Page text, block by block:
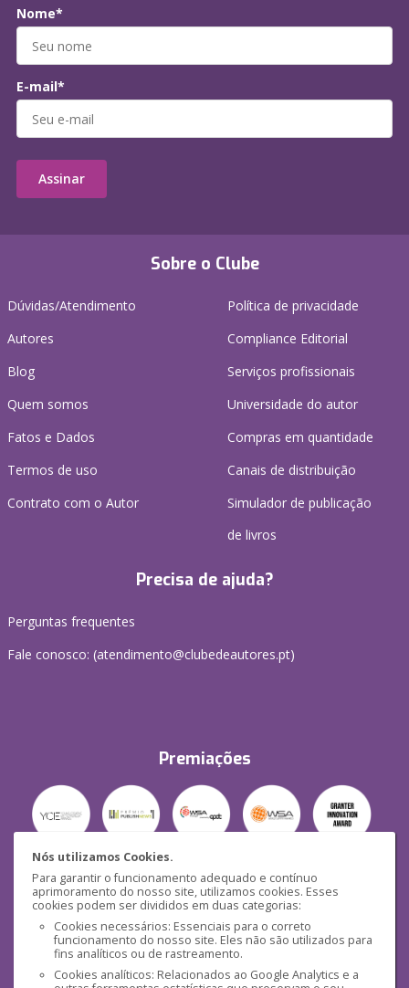
Nós utilizamos Cookies.
Para garantir o funcionamento adequado e contínuo
aprimoramento do nosso site, utilizamos cookies. Esses
cookies podem ser divididos em duas categorias:
Cookies necessários: Essenciais para o correto
funcionamento do nosso site. Eles não são utilizados para
fins analíticos ou de rastreamento.
Cookies analíticos: Relacionados ao Google Analytics e a
Sobre o Clube
Dúvidas/Atendimento
Autores
Blog
Quem somos
Fatos e Dados
Termos de uso
Contrato com o Autor
Política de privacidade
Compliance Editorial
Serviços profissionais
Universidade do autor
Compras em quantidade
Canais de distribuição
Simulador de publicação
de livros
Precisa de ajuda?
Perguntas frequentes
Fale conosco: (atendimento@clubedeautores.pt)
Premiações
Segurança
Nome*
E-mail*
Assinar